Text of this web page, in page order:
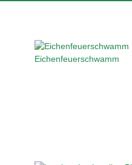
Eichenfeuerschwamm